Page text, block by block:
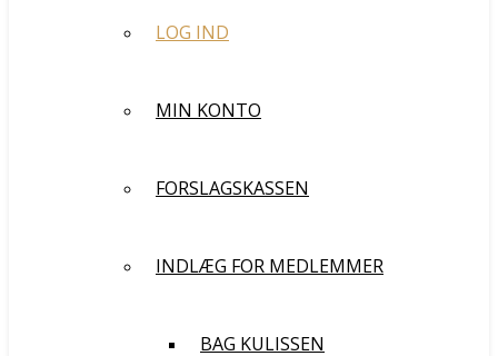
LOG IND
MIN KONTO
FORSLAGSKASSEN
INDLÆG FOR MEDLEMMER
BAG KULISSEN